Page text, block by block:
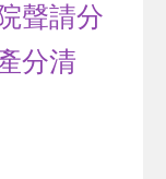
聲請分
分清